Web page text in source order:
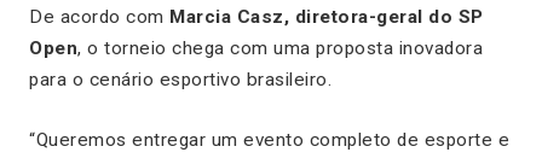
De acordo com Marcia Casz, diretora-geral do SP
Open, o torneio chega com uma proposta inovadora
para o cenário esportivo brasileiro.
“Queremos entregar um evento completo de esporte e